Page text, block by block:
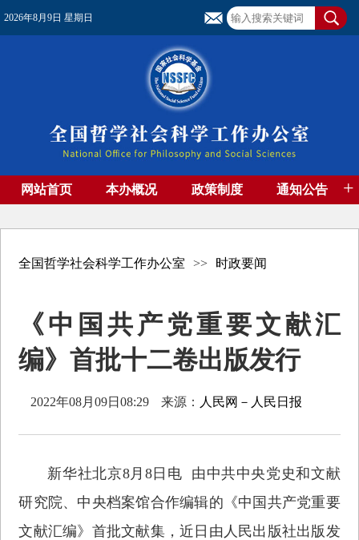
2026年8月9日 星期日
网站首页 本办概况 政策制度 通知公告 +
全国哲学社会科学工作办公室 >> 时政要闻
《中国共产党重要文献汇
编》首批十二卷出版发行
2022年08月09日08:29 来源： 人民网－人民日报
新华社北京8月8日电 由中共中央党史和文献
研究院、中央档案馆合作编辑的《中国共产党重要
文献汇编》首批文献集，近日由人民出版社出版发